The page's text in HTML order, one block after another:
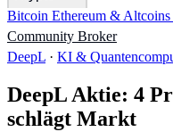
Bitcoin Ethereum & Altcoins
Community Broker
DeepL · KI &
DeepL Aktie: 4
schlägt Markt